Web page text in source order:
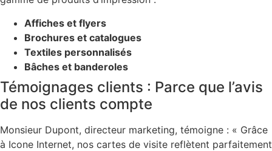
Affiches et flyers
Brochures et catalogues
Textiles personnalisés
Bâches et banderoles
Témoignages clients : Parce que l’avis
de nos clients compte
Monsieur Dupont, directeur marketing, témoigne : « Grâce
à Icone Internet, nos cartes de visite reflètent parfaitement